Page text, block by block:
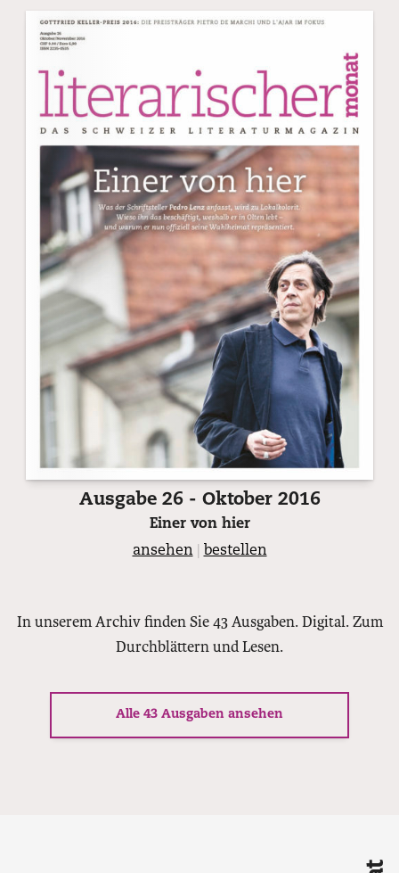
Ausgabe 26 - Oktober 2016
Einer von hier
ansehen
bestellen
In unserem Archiv finden Sie 43 Ausgaben. Digital. Zum
Durchblättern und Lesen.
Alle 43 Ausgaben ansehen